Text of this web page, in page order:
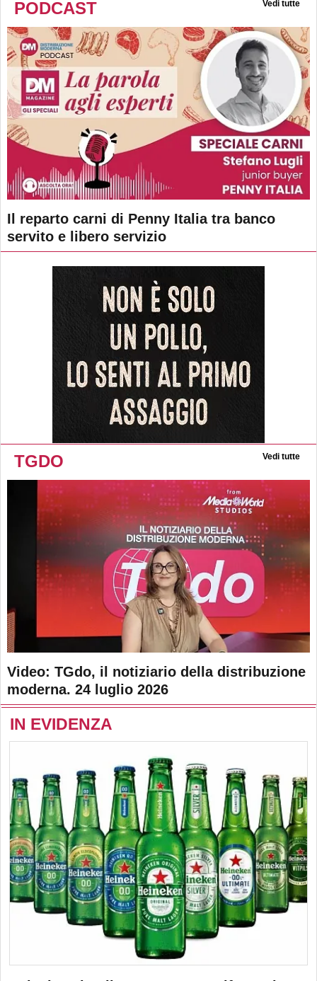
PODCAST Vedi tutte
Il reparto carni di Penny Italia tra banco
servito e libero servizio
TGDO Vedi tutte
Video: TGdo, il notiziario della distribuzione
moderna. 24 luglio 2026
IN EVIDENZA